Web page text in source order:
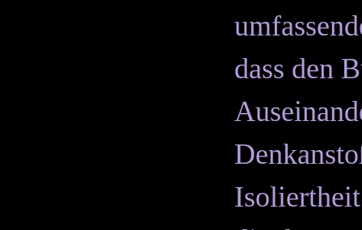
dass den